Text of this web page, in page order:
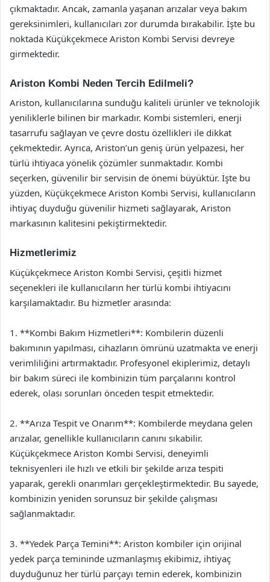
çıkmaktadır. Ancak, zamanla yaşanan arızalar veya bakım
gereksinimleri, kullanıcıları zor durumda bırakabilir. İşte bu
noktada Küçükçekmece Ariston Kombi Servisi devreye
girmektedir.
Ariston Kombi Neden Tercih Edilmeli?
Ariston, kullanıcılarına sunduğu kaliteli ürünler ve teknolojik
yeniliklerle bilinen bir markadır. Kombi sistemleri, enerji
tasarrufu sağlayan ve çevre dostu özellikleri ile dikkat
çekmektedir. Ayrıca, Ariston’un geniş ürün yelpazesi, her
türlü ihtiyaca yönelik çözümler sunmaktadır. Kombi
seçerken, güvenilir bir servisin de önemi büyüktür. İşte bu
yüzden, Küçükçekmece Ariston Kombi Servisi, kullanıcıların
ihtiyaç duyduğu güvenilir hizmeti sağlayarak, Ariston
markasının kalitesini pekiştirmektedir.
Hizmetlerimiz
Küçükçekmece Ariston Kombi Servisi, çeşitli hizmet
seçenekleri ile kullanıcıların her türlü kombi ihtiyacını
karşılamaktadır. Bu hizmetler arasında:
1. **Kombi Bakım Hizmetleri**: Kombilerin düzenli
bakımının yapılması, cihazların ömrünü uzatmakta ve enerji
verimliliğini artırmaktadır. Profesyonel ekiplerimiz, detaylı
bir bakım süreci ile kombinizin tüm parçalarını kontrol
ederek, olası sorunları önceden tespit etmektedir.
2. **Arıza Tespit ve Onarım**: Kombilerde meydana gelen
arızalar, genellikle kullanıcıların canını sıkabilir.
Küçükçekmece Ariston Kombi Servisi, deneyimli
teknisyenleri ile hızlı ve etkili bir şekilde arıza tespiti
yaparak, gerekli onarımları gerçekleştirmektedir. Bu sayede,
kombinizin yeniden sorunsuz bir şekilde çalışması
sağlanmaktadır.
3. **Yedek Parça Temini**: Ariston kombiler için orijinal
yedek parça temininde uzmanlaşmış ekibimiz, ihtiyaç
duyduğunuz her türlü parçayı temin ederek, kombinizin